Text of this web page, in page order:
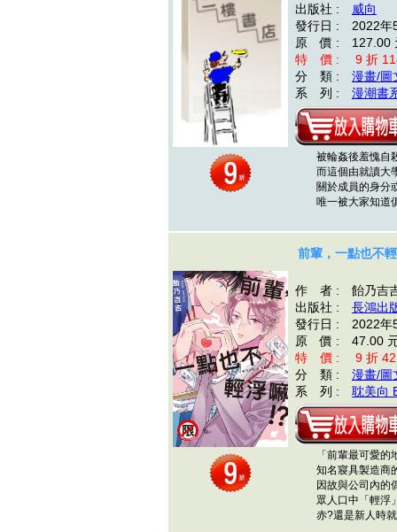
出版社 :
威向
發行日 : 2022年
原 價 : 127.00
特 價 : 9 折
分 類 : 漫畫/圖
系 列 : 漫潮書
被輪姦後羞愧自殺
而這個由就讀大學
關於成員的身分或
唯一被大家知道
前輩，一點也不
作 者 : 飴乃吉
出版社 : 長鴻出
發行日 : 2022年
原 價 : 47.00
特 價 : 9 折
分 類 : 漫畫/圖
系 列 : 耽美向
「前輩最可愛的
知名寢具製造商
因故與公司內的
眾人口中「輕浮」
赤?還是新人時